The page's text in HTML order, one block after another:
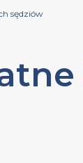
sędziów